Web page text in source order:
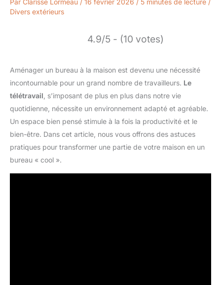
Par Clarisse Lormeau / 16 février 2026 / 5 minutes de lecture /
Divers extérieurs
4.9/5 - (10 votes)
Aménager un bureau à la maison est devenu une nécessité
incontournable pour un grand nombre de travailleurs. Le
télétravail , s’imposant de plus en plus dans notre vie
quotidienne, nécessite un environnement adapté et agréable.
Un espace bien pensé stimule à la fois la productivité et le
bien-être. Dans cet article, nous vous offrons des astuces
pratiques pour transformer une partie de votre maison en un
bureau « cool ».